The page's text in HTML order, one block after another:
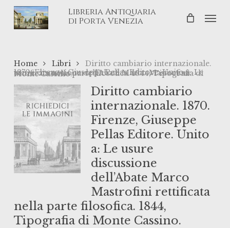
Skip
Libreria Antiquaria
di Porta Venezia
Home Libri
Diritto cambiario internazionale.
1870. Firenze, Giuseppe Pellas Editore. Unito a: Le usure discussione dell’Abate Marco Mastrofini rettificata nella parte filosofica. 1844, Tipografia di Monte Cassino.
Diritto cambiario
internazionale. 1870.
Firenze, Giuseppe
Pellas Editore. Unito
a: Le usure
discussione
dell’Abate Marco
Mastrofini rettificata
nella parte filosofica. 1844,
Tipografia di Monte Cassino.